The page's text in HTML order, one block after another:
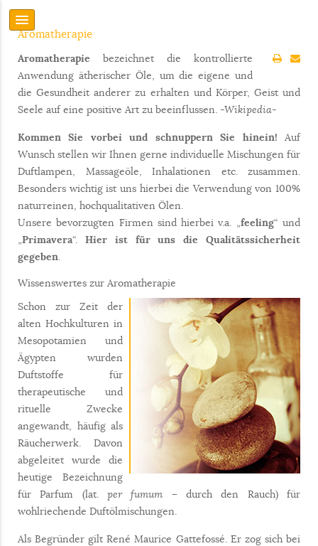
Aromatherapie
Aromatherapie bezeichnet die kontrollierte
Anwendung ätherischer Öle, um die eigene und
die Gesundheit anderer zu erhalten und Körper, Geist und
Seele auf eine positive Art zu beeinflussen. -Wikipedia-
Kommen Sie vorbei und schnuppern Sie hinein! Auf
Wunsch stellen wir Ihnen gerne individuelle Mischungen für
Duftlampen, Massageöle, Inhalationen etc. zusammen.
Besonders wichtig ist uns hierbei die Verwendung von 100%
naturreinen, hochqualitativen Ölen.
Unsere bevorzugten Firmen sind hierbei v.a. „feeling“ und
„Primavera“. Hier ist für uns die Qualitätssicherheit
gegeben.
Wissenswertes zur Aromatherapie
Schon zur Zeit der
alten Hochkulturen in
Mesopotamien und
Ägypten wurden
Duftstoffe für
therapeutische und
rituelle Zwecke
angewandt, häufig als
Räucherwerk. Davon
abgeleitet wurde die
heutige Bezeichnung
für Parfum (lat. per fumum – durch den Rauch) für
wohlriechende Duftölmischungen.
Als Begründer gilt René Maurice Gattefossé. Er zog sich bei